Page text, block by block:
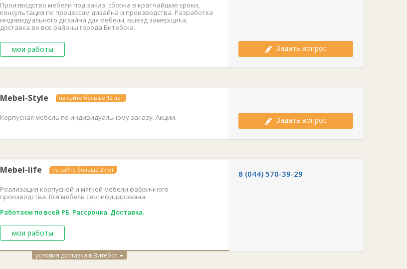
Производство мебели под заказ, сборка в кратчайшие сроки,
консультация по процессам дизайна и производства. Разработка
индивидуального дизайна для мебели, выезд замерщика,
доставка во все районы города Витебска.
мои работы Задать вопрос
Mebel-Style на сайте больше 12 лет
Корпусная мебель по индивидуальному заказу. Акции. Задать вопрос
Mebel-life на сайте больше 2 лет
Реализация корпусной и мягкой мебели фабричного
производства. Вся мебель сертифицирована.
Работаем по всей РБ. Рассрочка. Доставка.
мои работы
8 (044) 570-39-29
условия доставки в Витебск